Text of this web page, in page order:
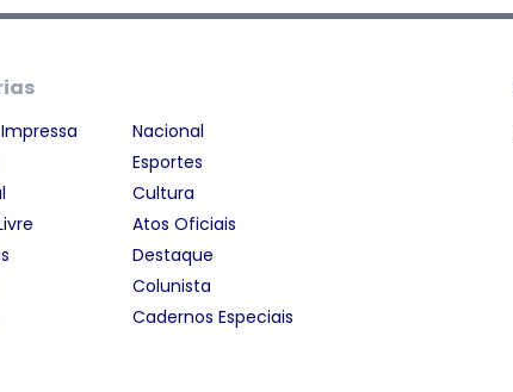
Nacional
Esportes
Cultura
Atos Oficiais
Destaque
Colunista
Cadernos Especiais